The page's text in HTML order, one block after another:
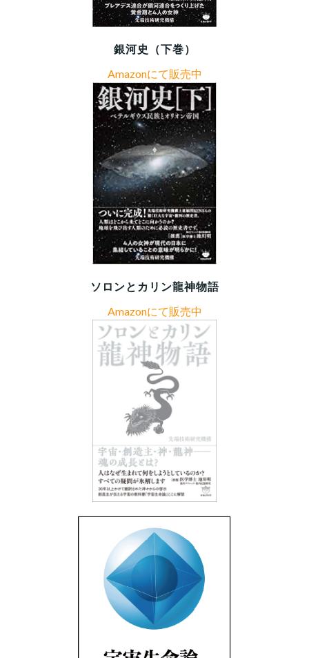
銀河史（下巻）
Amazonにて販売中
ソロンとカリン龍神物語
Amazonにて販売中